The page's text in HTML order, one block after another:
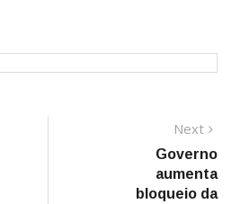
Next
post:
Governo
aumenta
bloqueio da